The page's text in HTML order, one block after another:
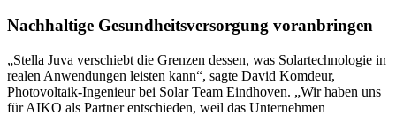
Nachhaltige Gesundheitsversorgung voranbringen
„Stella Juva verschiebt die Grenzen dessen, was Solartechnologie in
realen Anwendungen leisten kann“, sagte David Komdeur,
Photovoltaik-Ingenieur bei Solar Team Eindhoven. „Wir haben uns
für AIKO als Partner entschieden, weil das Unternehmen